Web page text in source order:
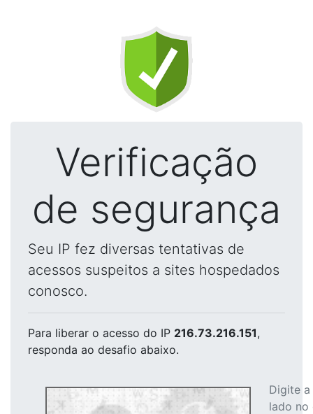
Verificação
de segurança
Seu IP fez diversas tentativas de
acessos suspeitos a sites hospedados
conosco.
Para liberar o acesso do IP 216.73.216.151,
responda ao desafio abaixo.
Digite
lado no